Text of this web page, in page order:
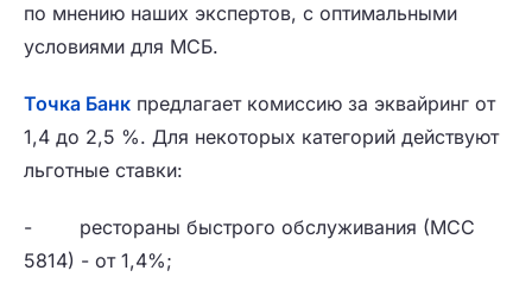
по мнению наших экспертов, с оптимальными
условиями для МСБ.
Точка Банк предлагает комиссию за эквайринг от
1,4 до 2,5 %. Для некоторых категорий действуют
льготные ставки:
- рестораны быстрого обслуживания (МСС
5814) - от 1,4%;